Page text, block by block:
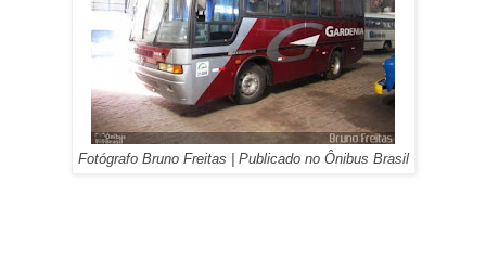
Fotógrafo Bruno Freitas | Publicado no Ônibus Brasil